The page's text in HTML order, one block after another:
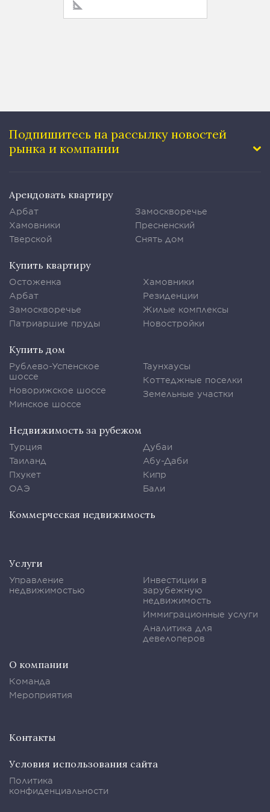
Подпишитесь на рассылку новостей
рынка и компании
Арендовать квартиру
Арбат
Хамовники
Тверской
Замоскворечье
Пресненский
Снять дом
Купить квартиру
Остоженка
Арбат
Замоскворечье
Патриаршие пруды
Хамовники
Резиденции
Жилые комплексы
Новостройки
Купить дом
Рублево-Успенское
шоссе
Новорижское шоссе
Минское шоссе
Таунхаусы
Коттеджные поселки
Земельные участки
Недвижимость за рубежом
Турция
Таиланд
Пхукет
ОАЭ
Дубаи
Абу-Даби
Кипр
Бали
Коммерческая недвижимость
Услуги
Управление
недвижимостью
Инвестиции в
зарубежную
недвижимость
Иммиграционные услуги
Аналитика для
девелоперов
О компании
Команда
Мероприятия
Контакты
Условия использования сайта
Политика
конфиденциальности